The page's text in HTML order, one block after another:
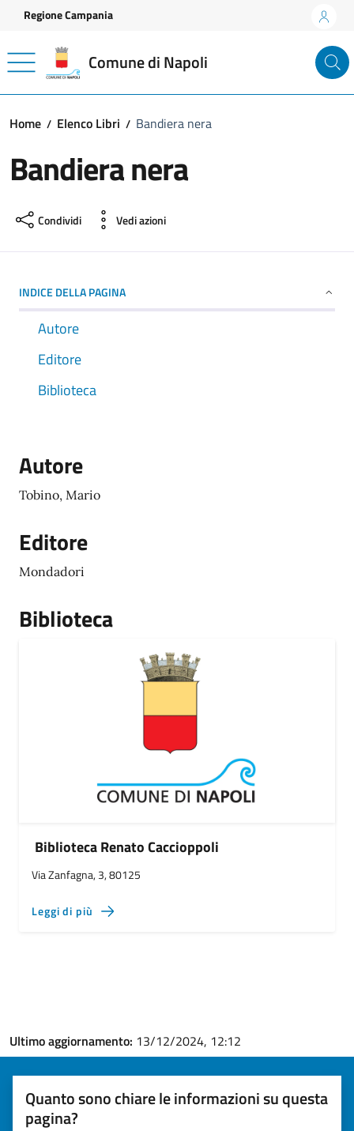
Vai ai contenuti
Vai al footer
Regione Campania
Comune di Napoli
Home Elenco Libri Bandiera nera
Bandiera nera
Condividi Vedi azioni
INDICE DELLA PAGINA
Autore
Editore
Biblioteca
Autore
Tobino, Mario
Editore
Mondadori
Biblioteca
Biblioteca Renato Caccioppoli
Via Zanfagna, 3, 80125
Leggi di più
Ultimo aggiornamento: 13/12/2024, 12:12
Quanto sono chiare le informazioni su questa
pagina?